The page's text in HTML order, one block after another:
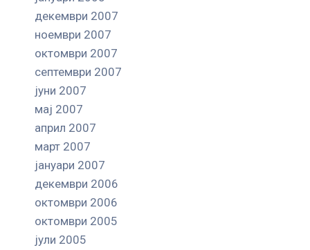
декември 2007
ноември 2007
октомври 2007
септември 2007
јуни 2007
мај 2007
април 2007
март 2007
јануари 2007
декември 2006
октомври 2006
октомври 2005
јули 2005